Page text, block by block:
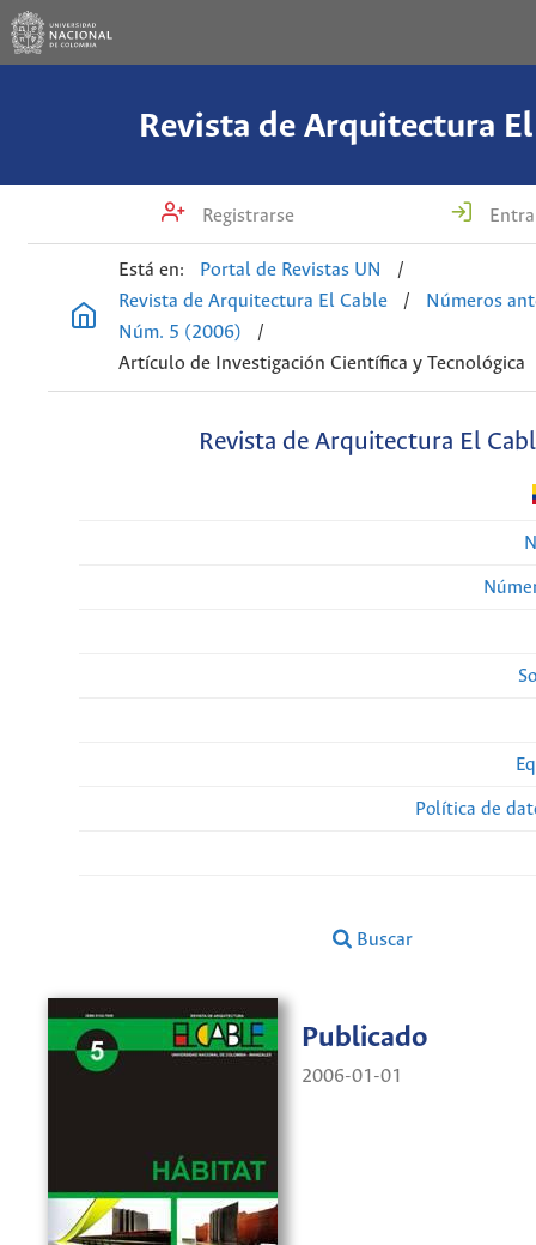
Revista de Arquitectura
Registrarse
Está en: Portal de Revistas UN
/
Revista de Arquitectura El Cable
/
Números
Núm. 5 (2006)
/
Artículo de Investigación Científica y Tecnológica
Revista de Arquitectura El
Política de
Buscar
Publicado
2006-01-01